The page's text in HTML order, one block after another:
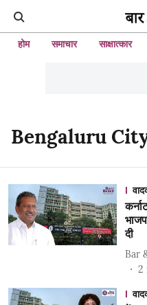
होम समाचार साक्षात्कार
Bengaluru
दी
Bar
2